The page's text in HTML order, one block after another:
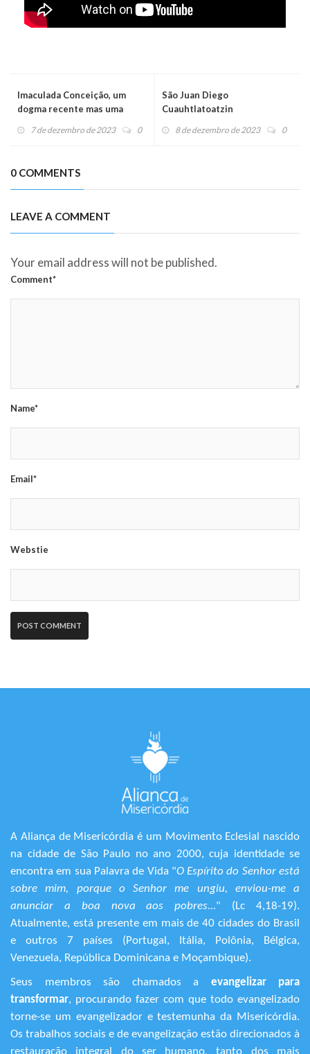
Imaculada Conceição, um
dogma recente mas uma
7 de dezembro de 2023 0
São Juan Diego
Cuauhtlatoatzin
8 de dezembro de 2023 0
0 COMMENTS
LEAVE A COMMENT
Your email address will not be published.
Comment*
Name*
Email*
Webstie
A Aliança de Misericórdia é um Movimento Eclesial nascido
na cidade de São Paulo no ano 2000, cuja identidade se
encontra em sua Palavra de Vida "O Espírito do Senhor está
sobre mim, porque o Senhor me ungiu, enviou-me a
anunciar a boa nova aos pobres..." (Lc 4,18-19).
Atualmente, está presente em mais de 40 cidades do Brasil
e outros 7 países (Portugal, Itália, Polônia, Bélgica,
Venezuela, República Dominicana e Moçambique).
Seus membros são chamados a evangelizar para
transformar, procurando fazer com que todo evangelizado
torne-se um evangelizador e testemunha da Misericórdia.
Os trabalhos sociais e de evangelização estão direcionados à
restauração integral do ser humano, tanto dos mais